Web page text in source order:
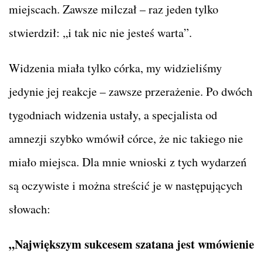
miejscach. Zawsze milczał – raz jeden tylko
stwierdził: „i tak nic nie jesteś warta”.
Widzenia miała tylko córka, my widzieliśmy
jedynie jej reakcje – zawsze przerażenie. Po dwóch
tygodniach widzenia ustały, a specjalista od
amnezji szybko wmówił córce, że nic takiego nie
miało miejsca. Dla mnie wnioski z tych wydarzeń
są oczywiste i można streścić je w następujących
słowach:
„Największym sukcesem szatana jest wmówienie